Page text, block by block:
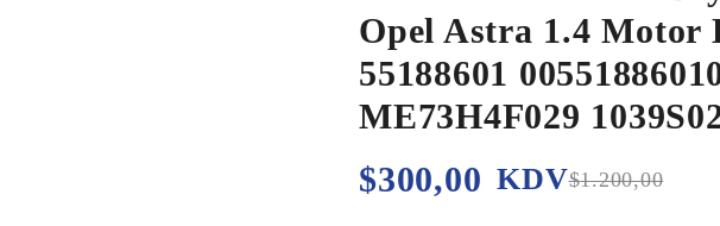
Opel Astra 1.4 Motor
55188601
ME73H4F029
$1.200,00
$300,00 KDV